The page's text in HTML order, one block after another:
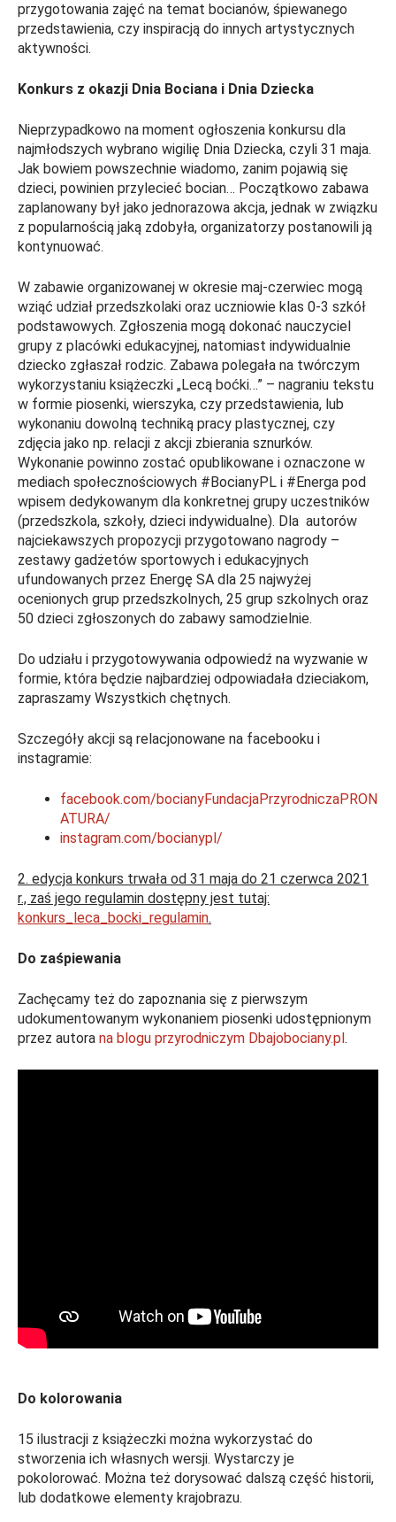
przygotowania zajęć na temat bocianów, śpiewanego
przedstawienia, czy inspiracją do innych artystycznych
aktywności.
Konkurs z okazji Dnia Bociana i Dnia Dziecka
Nieprzypadkowo na moment ogłoszenia konkursu dla
najmłodszych wybrano wigilię Dnia Dziecka, czyli 31 maja.
Jak bowiem powszechnie wiadomo, zanim pojawią się
dzieci, powinien przylecieć bocian… Początkowo zabawa
zaplanowany był jako jednorazowa akcja, jednak w związku
z popularnością jaką zdobyła, organizatorzy postanowili ją
kontynuować.
W zabawie organizowanej w okresie maj-czerwiec mogą
wziąć udział przedszkolaki oraz uczniowie klas 0-3 szkół
podstawowych. Zgłoszenia mogą dokonać nauczyciel
grupy z placówki edukacyjnej, natomiast indywidualnie
dziecko zgłaszał rodzic. Zabawa polegała na twórczym
wykorzystaniu książeczki „Lecą boćki…” – nagraniu tekstu
w formie piosenki, wierszyka, czy przedstawienia, lub
wykonaniu dowolną techniką pracy plastycznej, czy
zdjęcia jako np. relacji z akcji zbierania sznurków.
Wykonanie powinno zostać opublikowane i oznaczone w
mediach społecznościowych #BocianyPL i #Energa pod
wpisem dedykowanym dla konkretnej grupy uczestników
(przedszkola, szkoły, dzieci indywidualne). Dla autorów
najciekawszych propozycji przygotowano nagrody –
zestawy gadżetów sportowych i edukacyjnych
ufundowanych przez Energę SA dla 25 najwyżej
ocenionych grup przedszkolnych, 25 grup szkolnych oraz
50 dzieci zgłoszonych do zabawy samodzielnie.
Do udziału i przygotowywania odpowiedź na wyzwanie w
formie, która będzie najbardziej odpowiadała dzieciakom,
zapraszamy Wszystkich chętnych.
Szczegóły akcji są relacjonowane na facebooku i
instagramie:
facebook.com/bocianyFundacjaPrzyrodniczaPRON
ATURA/
instagram.com/bocianypl/
2. edycja konkurs trwała od 31 maja do 21 czerwca 2021
r., zaś jego regulamin dostępny jest tutaj:
konkurs_leca_bocki_regulamin.
Do zaśpiewania
Zachęcamy też do zapoznania się z pierwszym
udokumentowanym wykonaniem piosenki udostępnionym
przez autora na blogu przyrodniczym Dbajobociany.pl.
Do kolorowania
15 ilustracji z książeczki można wykorzystać do
stworzenia ich własnych wersji. Wystarczy je
pokolorować. Można też dorysować dalszą część historii,
lub dodatkowe elementy krajobrazu.